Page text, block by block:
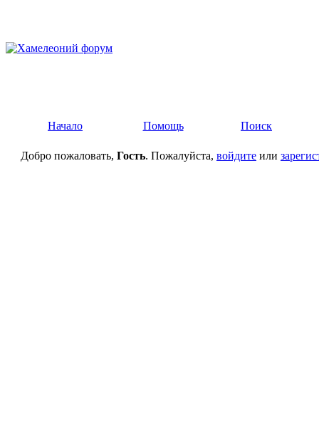
Начало Помощь Поиск
Добро пожаловать, Гость. Пожалуйста, войдите или